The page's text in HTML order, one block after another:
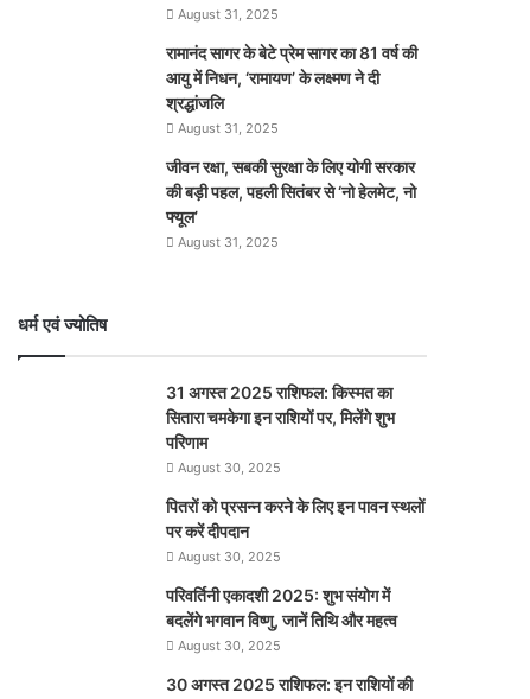
August 31, 2025
रामानंद सागर के बेटे प्रेम सागर का 81 वर्ष की
आयु में निधन, ‘रामायण’ के लक्ष्मण ने दी
श्रद्धांजलि
August 31, 2025
जीवन रक्षा, सबकी सुरक्षा के लिए योगी सरकार
की बड़ी पहल, पहली सितंबर से ‘नो हेलमेट, नो
फ्यूल’
August 31, 2025
धर्म एवं ज्योतिष
31 अगस्त 2025 राशिफल: किस्मत का
सितारा चमकेगा इन राशियों पर, मिलेंगे शुभ
परिणाम
August 30, 2025
पितरों को प्रसन्न करने के लिए इन पावन स्थलों
पर करें दीपदान
August 30, 2025
परिवर्तिनी एकादशी 2025: शुभ संयोग में
बदलेंगे भगवान विष्णु, जानें तिथि और महत्व
August 30, 2025
30 अगस्त 2025 राशिफल: इन राशियों की